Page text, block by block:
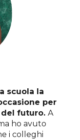
scuola la
per
del futuro.A
ho avuto
i colleghi